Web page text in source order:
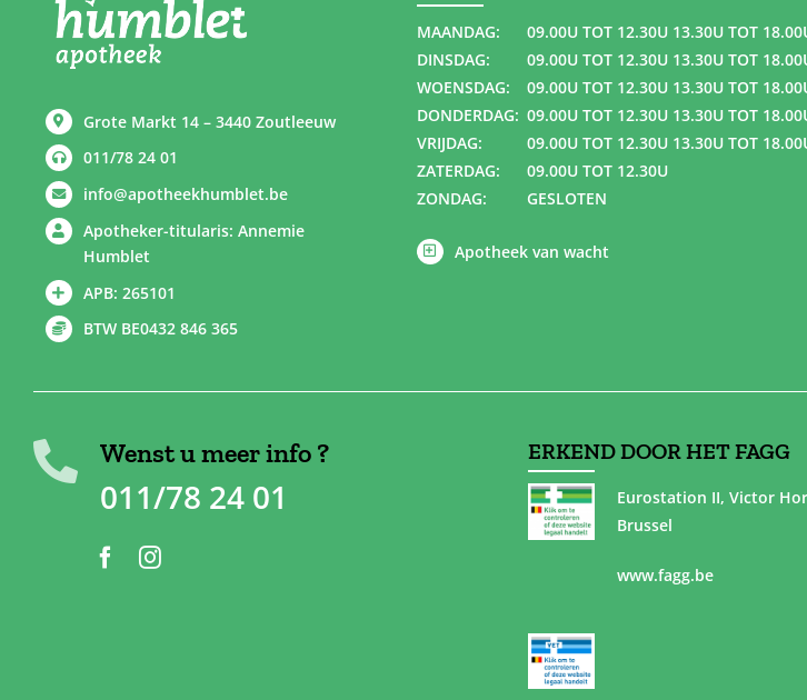
Grote Markt 14 – 3440 Zoutleeuw
011/78 24 01
info@apotheekhumblet.be
Apotheker-titularis: Annemie
Humblet
APB: 265101
BTW BE0432 846 365
MAANDAG:
09.00U TOT 12.30U 13.30U TOT
DINSDAG:
09.00U TOT 12.30U 13.30U TOT
WOENSDAG:
09.00U TOT 12.30U 13.30U TOT
DONDERDAG: 09.00U TOT 12.30U 13.30U TOT
VRIJDAG:
09.00U TOT 12.30U 13.30U TOT
ZATERDAG:
09.00U TOT 12.30U
ZONDAG:
GESLOTEN
Apotheek van wacht
Wenst u meer info ?
011/78 24 01
ERKEND DOOR HET FAGG
Eurostation II, Victor
Brussel
www.fagg.be